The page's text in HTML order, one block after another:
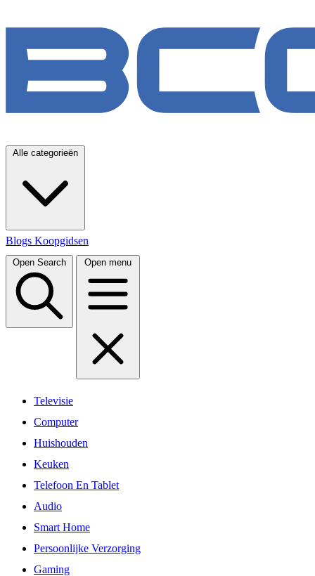
Alle categorieën
Blogs Koopgidsen
Open Search Open menu
Televisie
Computer
Huishouden
Keuken
Telefoon En Tablet
Audio
Smart Home
Persoonlijke Verzorging
Gaming